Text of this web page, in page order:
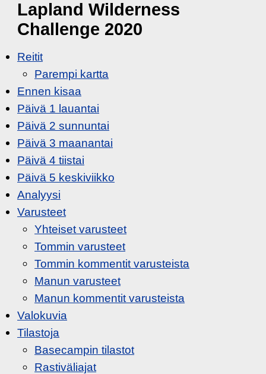
Lapland Wilderness
Challenge 2020
Reitit
Parempi kartta
Ennen kisaa
Päivä 1 lauantai
Päivä 2 sunnuntai
Päivä 3 maanantai
Päivä 4 tiistai
Päivä 5 keskiviikko
Analyysi
Varusteet
Yhteiset varusteet
Tommin varusteet
Tommin kommentit varusteista
Manun varusteet
Manun kommentit varusteista
Valokuvia
Tilastoja
Basecampin tilastot
Rastiväliajat